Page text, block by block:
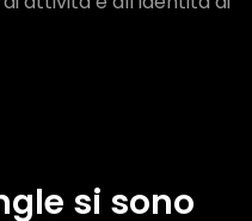
si sono